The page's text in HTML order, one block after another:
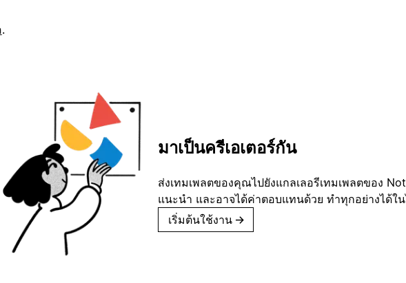
.
มาเป็นครีเอเตอร์กัน
ส่งเทมเพลตของคุณไปยังแกลเลอรีเทมเพลตของ
แนะนำ และอาจได้ค่าตอบแทนด้วย ทำทุกอย่างได้ใ
เริ่มต้นใช้งาน →